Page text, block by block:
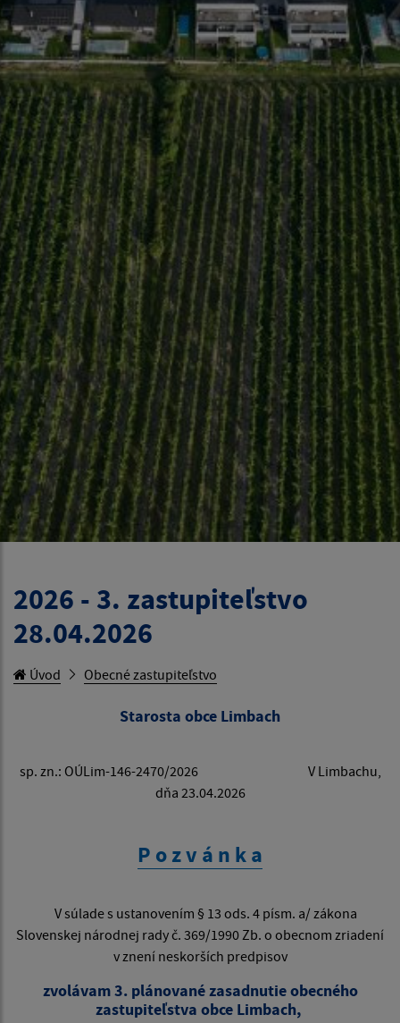
2026 - 3. zastupiteľstvo
28.04.2026
Úvod Obecné zastupiteľstvo
Starosta obce Limbach
sp. zn.: OÚLim-146-2470/2026 V Limbachu,
dňa 23.04.2026
P o z v á n k a
V súlade s ustanovením § 13 ods. 4 písm. a/ zákona
Slovenskej národnej rady č. 369/1990 Zb. o obecnom zriadení
v znení neskorších predpisov
zvolávam 3. plánované zasadnutie obecného
zastupiteľstva obce Limbach,